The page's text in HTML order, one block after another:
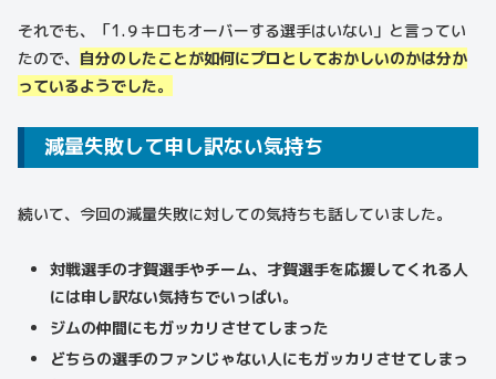
それでも、「1.９キロもオーバーする選手はいない」と言ってい
たので、 自分のしたことが如何にプロとしておかしいのかは分か
っているようでした。
減量失敗して申し訳ない気持ち
続いて、今回の減量失敗に対しての気持ちも話していました。
対戦選手の才賀選手やチーム、才賀選手を応援してくれる人
には申し訳ない気持ちでいっぱい。
ジムの仲間にもガッカリさせてしまった
どちらの選手のファンじゃない人にもガッカリさせてしまっ